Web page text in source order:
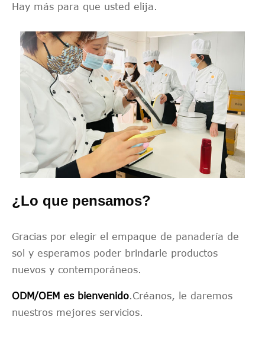
Hay más para que usted elija.
¿Lo que pensamos?
Gracias por elegir el empaque de panadería de
sol y esperamos poder brindarle productos
nuevos y contemporáneos.
ODM/OEM es bienvenido.Créanos, le daremos
nuestros mejores servicios.